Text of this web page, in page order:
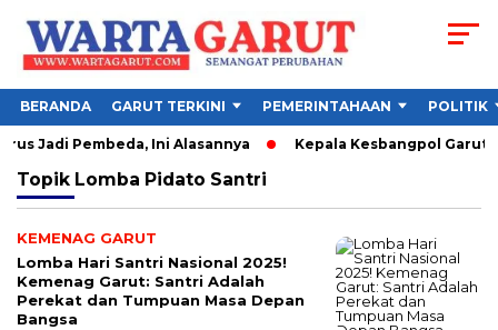
BERANDA GARUT TERKINI PEMERINTAHAAN POLITIK
Jadi Pembeda, Ini Alasannya Kepala Kesbangpol Garut
Topik Lomba Pidato Santri
KEMENAG GARUT
Lomba Hari Santri Nasional 2025!
Kemenag Garut: Santri Adalah
Perekat dan Tumpuan Masa Depan
Bangsa